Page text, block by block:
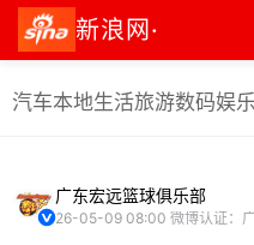
新浪网·
汽车本地生活旅游数码娱乐
广东宏远篮球俱乐部
26-05-09 08:00 微博认证：